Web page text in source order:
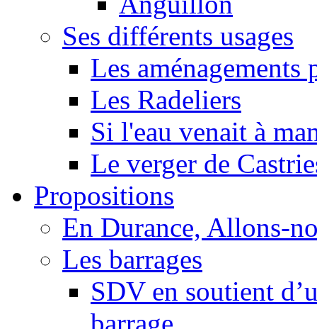
Ses différents usages
Les
Les Radeliers
Si l'eau venait à
Le verger de
Propositions
En Durance, Allons-
Les barrages
SDV en soutient